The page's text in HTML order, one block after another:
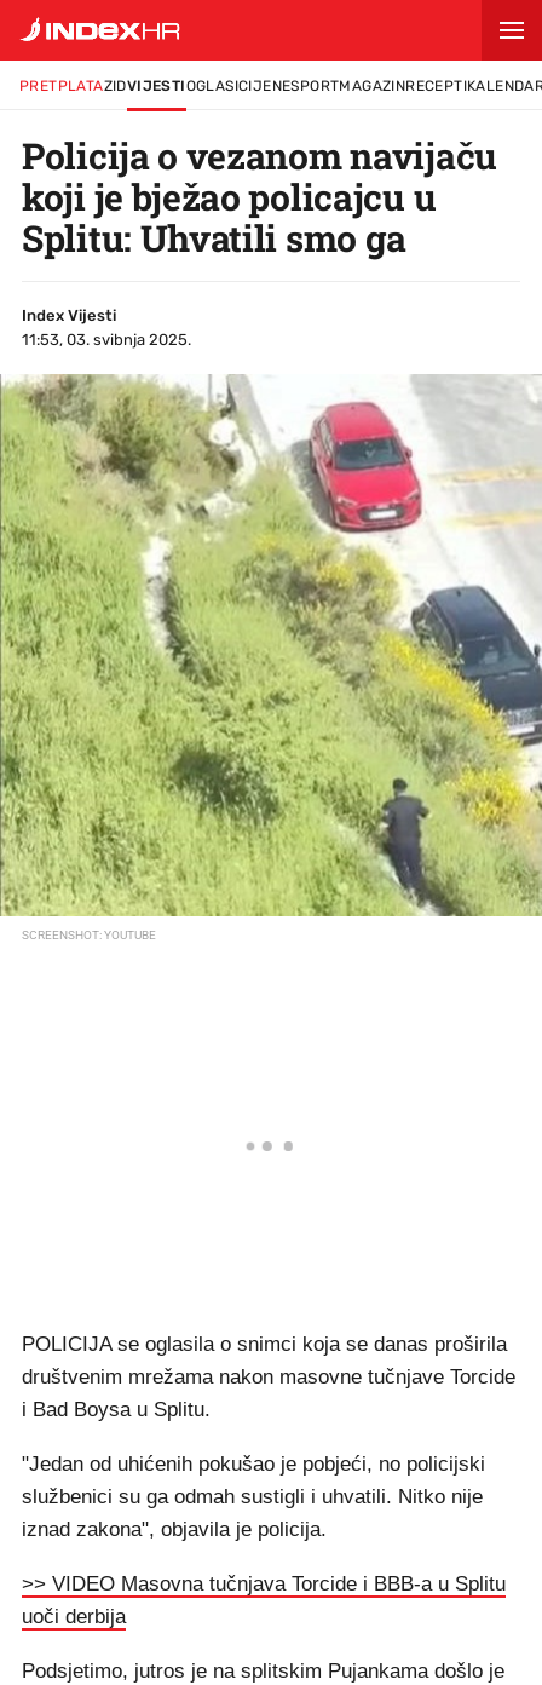
PRETPLATAZIDVIJESTIOGLASICIJENESPORTMAGAZINRECEPTI
Policija o vezanom navijaču
koji je bježao policajcu u
Splitu: Uhvatili smo ga
Index Vijesti
11:53, 03. svibnja 2025.
SCREENSHOT: YOUTUBE
POLICIJA se oglasila o snimci koja se danas proširila
društvenim mrežama nakon masovne tučnjave Torcide
i Bad Boysa u Splitu.
"Jedan od uhićenih pokušao je pobjeći, no policijski
službenici su ga odmah sustigli i uhvatili. Nitko nije
iznad zakona", objavila je policija.
>> VIDEO Masovna tučnjava Torcide i BBB-a u Splitu
uoči derbija
Podsjetimo, jutros je na splitskim Pujankama došlo je